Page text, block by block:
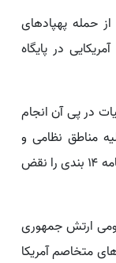
حمله پهپادهای
در پایگاه
در پی آن انجام
مناطق نظامی و
غیرنظامی در جنوب کشور کرده و مفاد تفاهمنامه ۱۴ بندی را نقض
ارتش جمهوری
متخاصم آمریکا